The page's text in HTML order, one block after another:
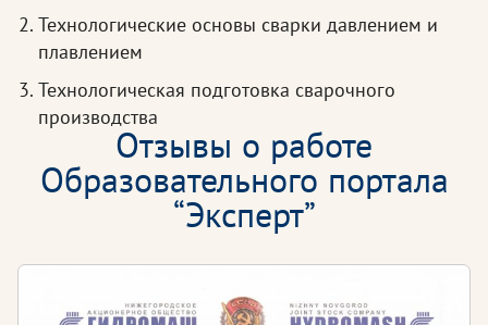
Технологические основы сварки давлением и
плавлением
Технологическая подготовка сварочного
производства
Отзывы о работе
Образовательного портала
“Эксперт”